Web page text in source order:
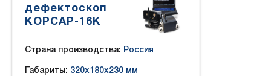
дефектоскоп
КОРСАР-16К
Страна производства: Россия
Габариты: 320x180x230 мм